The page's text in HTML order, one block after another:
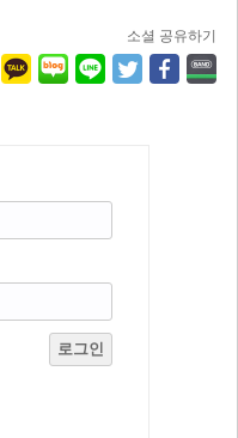
소셜 공유하기
로그인